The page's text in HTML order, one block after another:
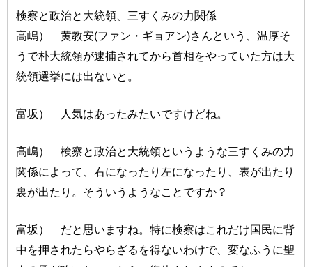
検察と政治と大統領、三すくみの力関係
高嶋） 黄教安(ファン・ギョアン)さんという、温厚そ
うで朴大統領が逮捕されてから首相をやっていた方は大
統領選挙には出ないと。
富坂） 人気はあったみたいですけどね。
高嶋） 検察と政治と大統領というような三すくみの力
関係によって、右になったり左になったり、表が出たり
裏が出たり。そういうようなことですか？
富坂） だと思いますね。特に検察はこれだけ国民に背
中を押されたらやらざるを得ないわけで、変なふうに聖